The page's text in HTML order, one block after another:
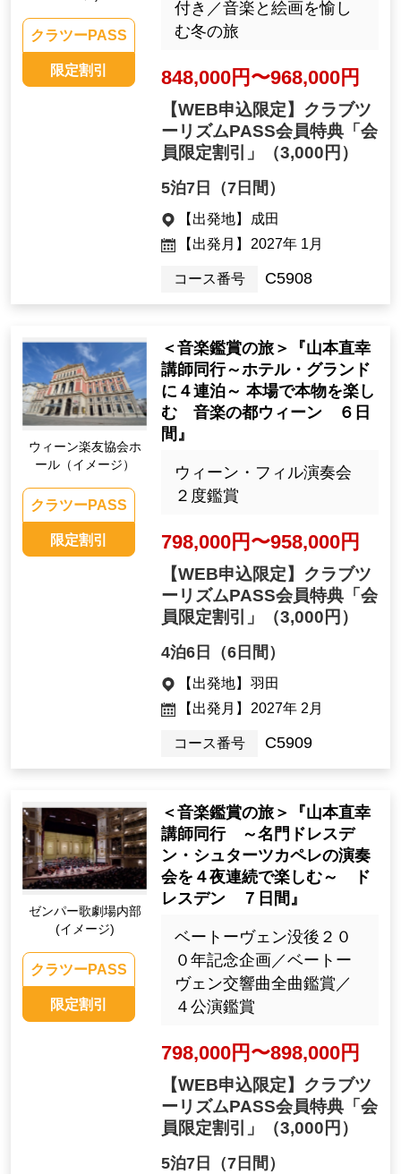
クラツーPASS
限定割引
付き／音楽と絵画を愉し
む冬の旅
848,000円〜968,000円
【WEB申込限定】クラブツ
ーリズムPASS会員特典「会
員限定割引」
（3,000円）
5泊7日（7日間）
【出発地】
成田
【出発月】 2027年 1月
コース番号 C5908
ウィーン楽友協会ホ
ール（イメージ）
クラツーPASS
限定割引
＜音楽鑑賞の旅＞『山本直幸
講師同行～ホテル・グランド
に４連泊～ 本場で本物を楽し
む 音楽の都ウィーン ６日
間』
ウィーン・フィル演奏会
２度鑑賞
798,000円〜958,000円
【WEB申込限定】クラブツ
ーリズムPASS会員特典「会
員限定割引」
（3,000円）
4泊6日（6日間）
【出発地】 羽田
【出発月】 2027年 2月
コース番号 C5909
ゼンパー歌劇場内部
(イメージ)
クラツーPASS
限定割引
＜音楽鑑賞の旅＞『山本直幸
講師同行 ～名門ドレスデ
ン・シュターツカペレの演奏
会を４夜連続で楽しむ～ ド
レスデン ７日間』
ベートーヴェン没後２０
０年記念企画／ベートー
ヴェン交響曲全曲鑑賞／
４公演鑑賞
798,000円〜898,000円
【WEB申込限定】クラブツ
ーリズムPASS会員特典「会
員限定割引」
（3,000円）
5泊7日（7日間）